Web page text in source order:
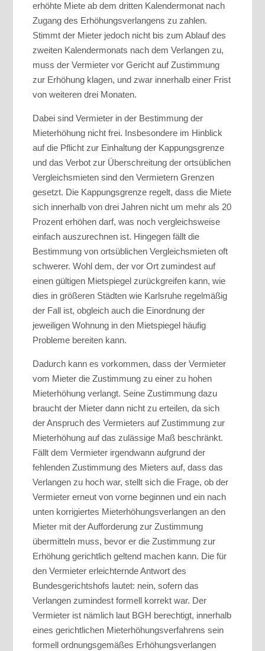
erhöhte Miete ab dem dritten Kalendermonat nach
Zugang des Erhöhungsverlangens zu zahlen.
Stimmt der Mieter jedoch nicht bis zum Ablauf des
zweiten Kalendermonats nach dem Verlangen zu,
muss der Vermieter vor Gericht auf Zustimmung
zur Erhöhung klagen, und zwar innerhalb einer Frist
von weiteren drei Monaten.
Dabei sind Vermieter in der Bestimmung der
Mieterhöhung nicht frei. Insbesondere im Hinblick
auf die Pflicht zur Einhaltung der Kappungsgrenze
und das Verbot zur Überschreitung der ortsüblichen
Vergleichsmieten sind den Vermietern Grenzen
gesetzt. Die Kappungsgrenze regelt, dass die Miete
sich innerhalb von drei Jahren nicht um mehr als 20
Prozent erhöhen darf, was noch vergleichsweise
einfach auszurechnen ist. Hingegen fällt die
Bestimmung von ortsüblichen Vergleichsmieten oft
schwerer. Wohl dem, der vor Ort zumindest auf
einen gültigen Mietspiegel zurückgreifen kann, wie
dies in größeren Städten wie Karlsruhe regelmäßig
der Fall ist, obgleich auch die Einordnung der
jeweiligen Wohnung in den Mietspiegel häufig
Probleme bereiten kann.
Dadurch kann es vorkommen, dass der Vermieter
vom Mieter die Zustimmung zu einer zu hohen
Mieterhöhung verlangt. Seine Zustimmung dazu
braucht der Mieter dann nicht zu erteilen, da sich
der Anspruch des Vermieters auf Zustimmung zur
Mieterhöhung auf das zulässige Maß beschränkt.
Fällt dem Vermieter irgendwann aufgrund der
fehlenden Zustimmung des Mieters auf, dass das
Verlangen zu hoch war, stellt sich die Frage, ob der
Vermieter erneut von vorne beginnen und ein nach
unten korrigiertes Mieterhöhungsverlangen an den
Mieter mit der Aufforderung zur Zustimmung
übermitteln muss, bevor er die Zustimmung zur
Erhöhung gerichtlich geltend machen kann. Die für
den Vermieter erleichternde Antwort des
Bundesgerichtshofs lautet: nein, sofern das
Verlangen zumindest formell korrekt war. Der
Vermieter ist nämlich laut BGH berechtigt, innerhalb
eines gerichtlichen Mieterhöhungsverfahrens sein
formell ordnungsgemäßes Erhöhungsverlangen